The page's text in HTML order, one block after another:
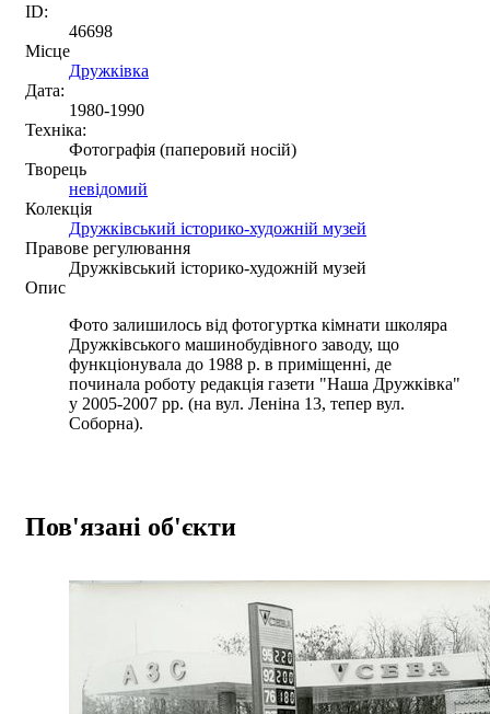
ID:
46698
Місце
Дружківка
Дата:
1980-1990
Техніка:
Фотографія (паперовий носій)
Творець
невідомий
Колекція
Дружківський історико-художній музей
Правове регулювання
Дружківський історико-художній музей
Опис
Фото залишилось від фотогуртка кімнати школяра
Дружківського машинобудівного заводу, що
функціонувала до 1988 р. в приміщенні, де
починала роботу редакція газети "Наша Дружківка"
у 2005-2007 рр. (на вул. Леніна 13, тепер вул.
Соборна).
Пов'язані об'єкти